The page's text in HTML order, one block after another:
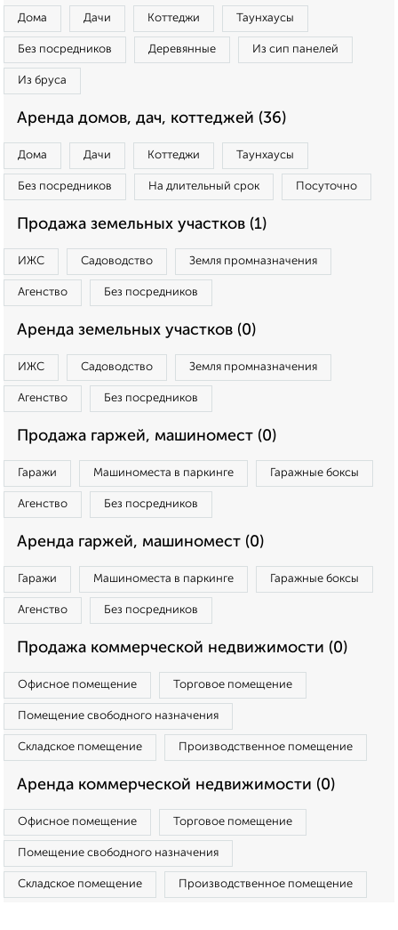
Дома Дачи Коттеджи Таунхаусы
Без посредников Деревянные Из сип панелей
Из бруса
Аренда домов, дач, коттеджей (36)
Дома Дачи Коттеджи Таунхаусы
Без посредников На длительный срок Посуточно
Продажа земельных участков (1)
ИЖС Садоводство Земля промназначения
Агенство Без посредников
Аренда земельных участков (0)
ИЖС Садоводство Земля промназначения
Агенство Без посредников
Продажа гаржей, машиномест (0)
Гаражи Машиноместа в паркинге Гаражные боксы
Агенство Без посредников
Аренда гаржей, машиномест (0)
Гаражи Машиноместа в паркинге Гаражные боксы
Агенство Без посредников
Продажа коммерческой недвижимости (0)
Офисное помещение Торговое помещение
Помещение свободного назначения
Складское помещение Производственное помещение
Аренда коммерческой недвижимости (0)
Офисное помещение Торговое помещение
Помещение свободного назначения
Складское помещение Производственное помещение